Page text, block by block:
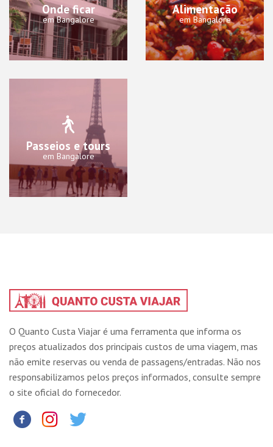
Onde ficar
em Bangalore
Alimentação
em Bangalore
Passeios e tours
em Bangalore
O Quanto Custa Viajar é uma ferramenta que informa os
preços atualizados dos principais custos de uma viagem, mas
não emite reservas ou venda de passagens/entradas. Não nos
responsabilizamos pelos preços informados, consulte sempre
o site oficial do fornecedor.